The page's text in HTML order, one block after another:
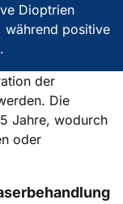
Dioptrien
während positive
der
Die
Jahre, wodurch
oder